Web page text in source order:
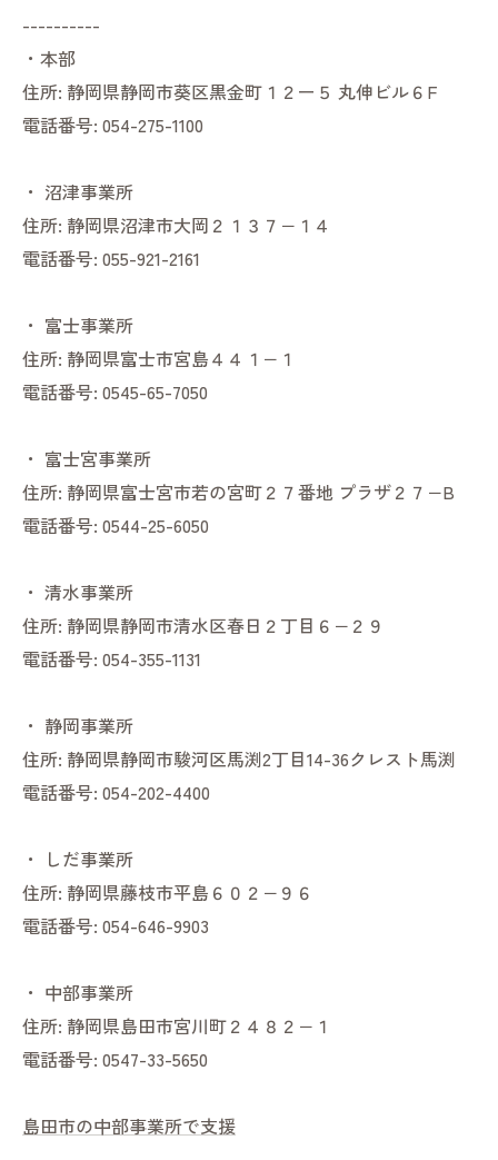
----------
・本部
住所: 静岡県静岡市葵区黒金町１２ー５ 丸伸ビル６F
電話番号: 054-275-1100
・ 沼津事業所
住所: 静岡県沼津市大岡２１３７−１４
電話番号: 055-921-2161
・ 富士事業所
住所: 静岡県富士市宮島４４１−１
電話番号: 0545-65-7050
・ 富士宮事業所
住所: 静岡県富士宮市若の宮町２７番地 プラザ２７−B
電話番号: 0544-25-6050
・ 清水事業所
住所: 静岡県静岡市清水区春日２丁目６−２９
電話番号: 054-355-1131
・ 静岡事業所
住所: 静岡県静岡市駿河区馬渕2丁目14-36クレスト馬渕
電話番号: 054-202-4400
・
しだ事業所
住所: 静岡県藤枝市平島６０２−９６
電話番号: 054-646-9903
・ 中部事業所
住所: 静岡県島田市宮川町２４８２−１
電話番号: 0547-33-5650
島田市の中部事業所で支援